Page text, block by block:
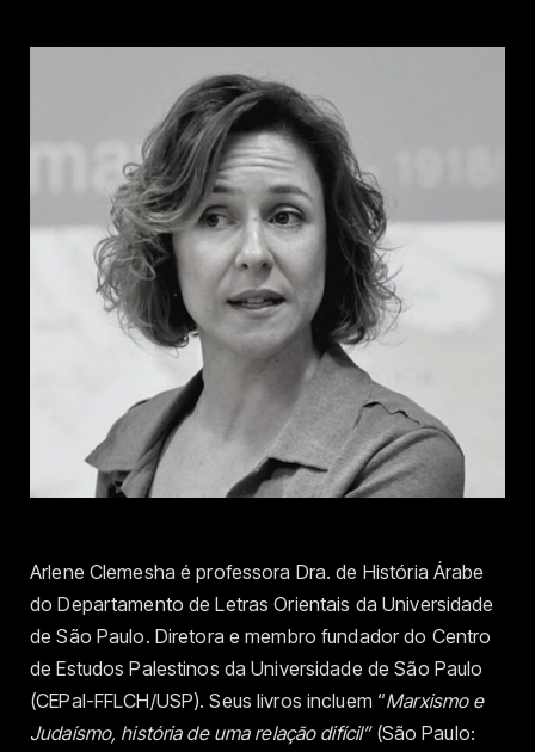
Arlene Clemesha é professora Dra. de História Árabe
do Departamento de Letras Orientais da Universidade
de São Paulo. Diretora e membro fundador do Centro
de Estudos Palestinos da Universidade de São Paulo
(CEPal-FFLCH/USP). Seus livros incluem “Marxismo e
Judaísmo, história de uma relação difícil”(São Paulo: